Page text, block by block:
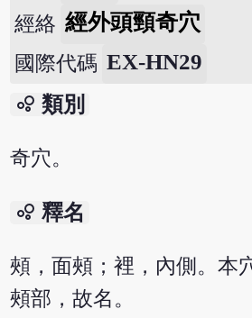
經絡 經外頭頸奇穴
國際代碼 EX-HN29
bubble_chart 類別
奇穴。
bubble_chart 釋名
頰，面頰；裡，內側。本
頰部，故名。